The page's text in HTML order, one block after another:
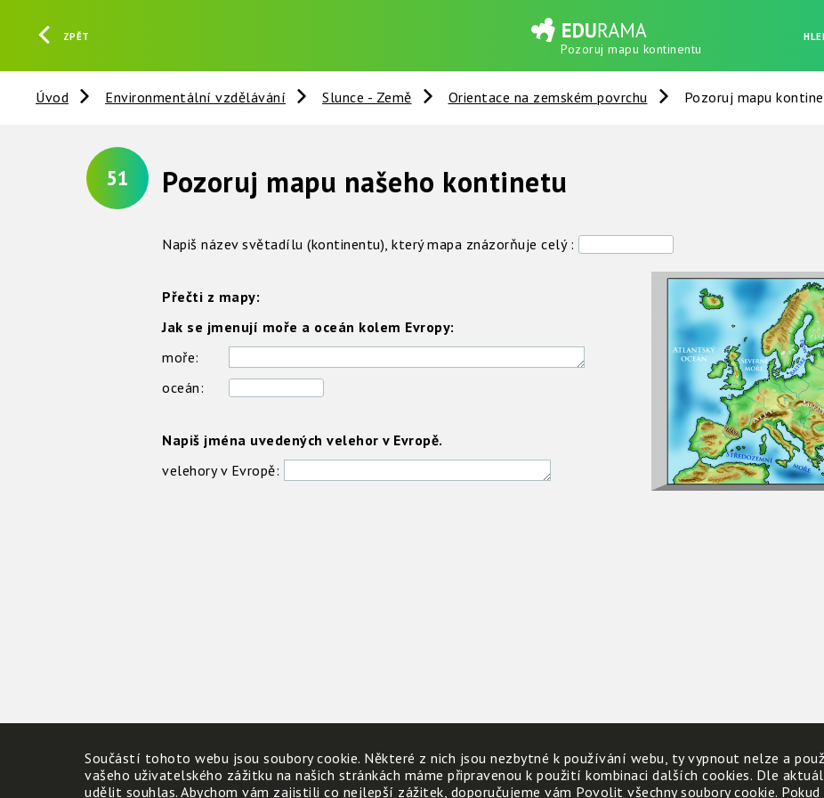
ZPĚT
Pozoruj mapu kontinentu
Úvod Environmentální vzdělávání Slunce - Země Orientace na zemském povrchu Pozoruj mapu
51 Pozoruj mapu našeho kontinetu
Napiš název světadílu (kontinentu), který mapa znázorňuje celý :
Přečti z mapy:
Jak se jmenují moře a oceán kolem Evropy:
moře:
oceán:
Napiš jména uvedených velehor v Evropě.
velehory v Evropě:
Součástí tohoto webu jsou soubory cookie. Některé z nich jsou nezbytné k používání webu, ty vypnout nelze a
vašeho uživatelského zážitku na našich stránkách máme připravenou k použití kombinaci dalších cookies. Dle
udělit souhlas. Abychom vám zajistili co nejlepší zážitek, doporučujeme vám Povolit všechny soubory cookie.